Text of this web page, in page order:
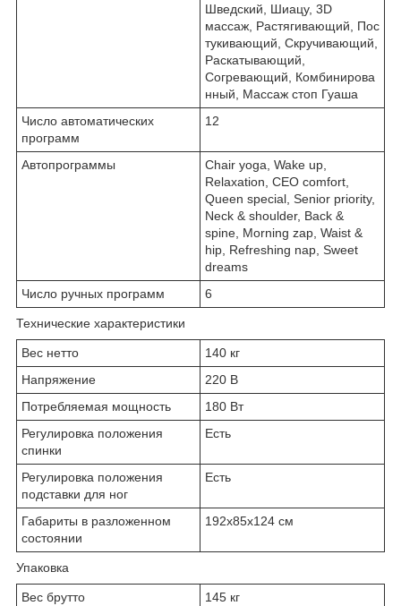
Шведский, Шиацу, 3D
массаж, Растягивающий, Пос
тукивающий, Скручивающий,
Раскатывающий,
Согревающий, Комбинирова
нный, Массаж стоп Гуаша
Число автоматических
программ
12
Автопрограммы
Chair yoga, Wake up,
Relaxation, CEO comfort,
Queen special, Senior priority,
Neck & shoulder, Back &
spine, Morning zap, Waist &
hip, Refreshing nap, Sweet
dreams
Число ручных программ
6
Технические характеристики
Вес нетто
140 кг
Напряжение
220 В
Потребляемая мощность
180 Вт
Регулировка положения
спинки
Есть
Регулировка положения
подставки для ног
Есть
Габариты в разложенном
состоянии
192x85x124 см
Упаковка
Вес брутто 145 кг